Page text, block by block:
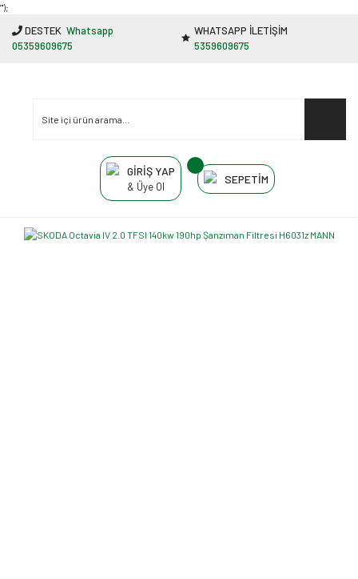
"');
DESTEK Whatsapp
05359609675
WHATSAPP İLETİŞİM
5359609675
GİRİŞ YAP
& Üye Ol
SEPETİM